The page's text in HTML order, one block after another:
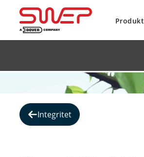
Produkt
Integritet